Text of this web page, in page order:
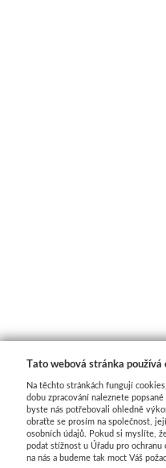
Tato webová stránka používá
Na těchto stránkách fungují
dobu zpracování naleznete
byste nás potřebovali ohledně
obraťte se prosím na společnost,
osobních údajů. Pokud si myslíte,
podat stížnost u Úřadu pro
na nás a budeme tak moct Váš